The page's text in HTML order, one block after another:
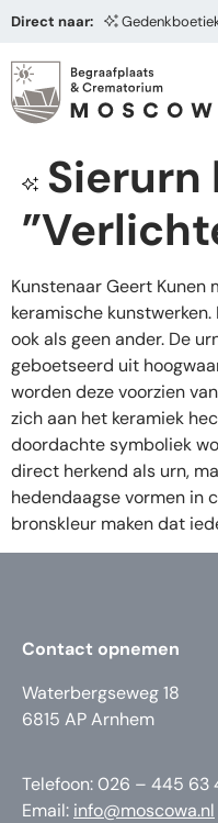
Direct naar:
Sierurn
Kunstenaar Geert
keramische
ook als geen ander. De
geboetseerd uit
worden deze voorzien
zich aan het keramiek
doordachte symboliek
direct herkend als urn,
hedendaagse vormen in
bronskleur maken dat
Contact opnemen
Waterbergseweg 18
6815 AP Arnhem
Telefoon: 026 – 445 63
Email: info@moscowa.nl